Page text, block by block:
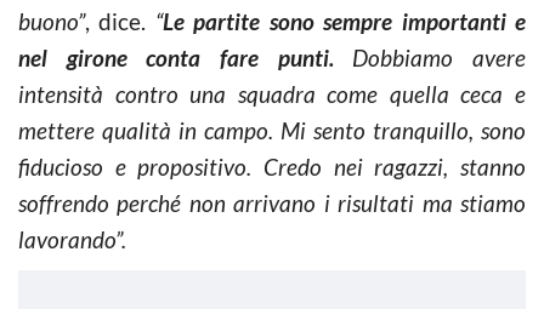
buono”, dice. “Le partite sono sempre importanti e
nel girone conta fare punti.Dobbiamo avere
intensità contro una squadra come quella ceca e
mettere qualità in campo. Mi sento tranquillo, sono
fiducioso e propositivo. Credo nei ragazzi, stanno
soffrendo perché non arrivano i risultati ma stiamo
lavorando”.